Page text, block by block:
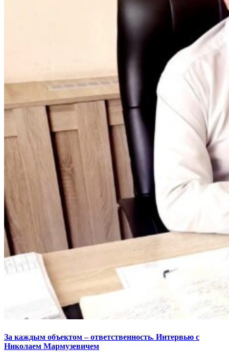
За каждым объектом – ответственность. Интервью с
Николаем Мармузевичем